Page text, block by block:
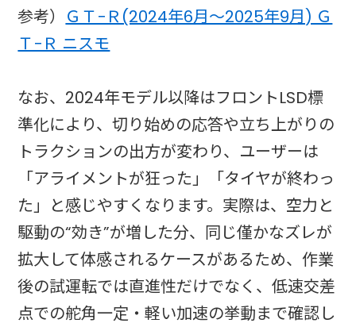
参考） ＧＴ−Ｒ(2024年6月～2025年9月) Ｇ
Ｔ−Ｒ ニスモ
なお、2024年モデル以降はフロントLSD標
準化により、切り始めの応答や立ち上がりの
トラクションの出方が変わり、ユーザーは
「アライメントが狂った」「タイヤが終わっ
た」と感じやすくなります。実際は、空力と
駆動の“効き”が増した分、同じ僅かなズレが
拡大して体感されるケースがあるため、作業
後の試運転では直進性だけでなく、低速交差
点での舵角一定・軽い加速の挙動まで確認し